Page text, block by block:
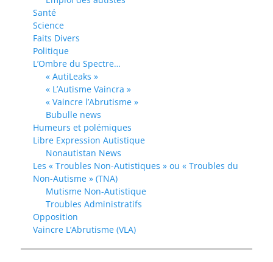
Santé
Science
Faits Divers
Politique
L’Ombre du Spectre…
« AutiLeaks »
« L’Autisme Vaincra »
« Vaincre l’Abrutisme »
Bubulle news
Humeurs et polémiques
Libre Expression Autistique
Nonautistan News
Les « Troubles Non-Autistiques » ou « Troubles du
Non-Autisme » (TNA)
Mutisme Non-Autistique
Troubles Administratifs
Opposition
Vaincre L’Abrutisme (VLA)